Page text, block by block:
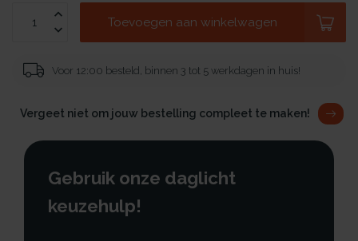
Toevoegen aan winkelwagen
Voor 12:00 besteld, binnen 3 tot 5 werkdagen in huis!
Vergeet niet om jouw bestelling compleet te maken!
Gebruik onze daglicht
keuzehulp!